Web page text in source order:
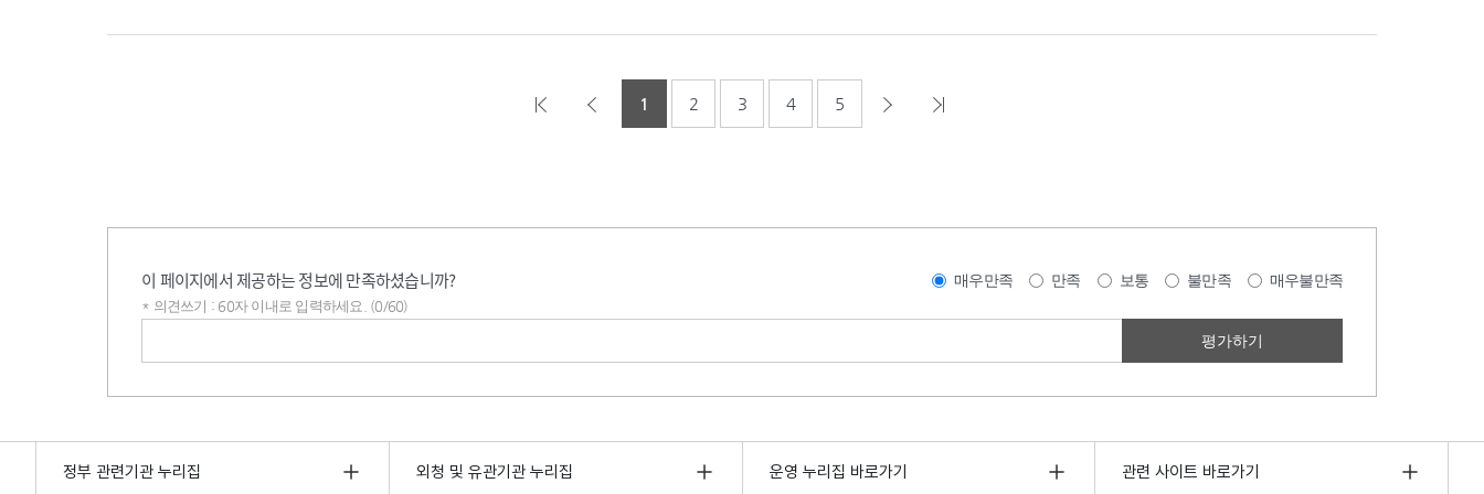
1 2 3 4 5
이 페이지에서 제공하는 정보에 만족하셨습니까? 매우만족 만족 보통 불만족 매우불만족
* 의견쓰기 : 60자 이내로 입력하세요. (0/60)
정부 관련기관 누리집 외청 및 유관기관 누리집 운영 누리집 바로가기 관련 사이트 바로가기